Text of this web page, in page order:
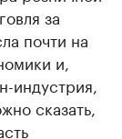
за
почти на
и,
индустрия,
сказать,